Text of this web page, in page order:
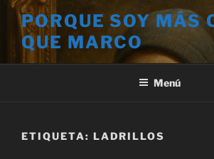
Saltar
contenido
PORQUE SOY MÁS
QUE MARCO
Menú
ETIQUETA: LADRILLOS